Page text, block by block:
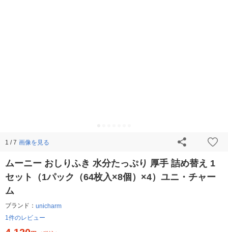
1 / 7 画像を見る
ムーニー おしりふき 水分たっぷり 厚手 詰め替え 1
セット（1パック（64枚入×8個）×4）ユニ・チャー
ム
ブランド： unicharm
1件のレビュー